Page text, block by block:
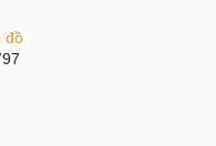
qua, trung tâm đã giúp
các lo lắng, lo nghĩ
hình, thay mặt kính
đồ